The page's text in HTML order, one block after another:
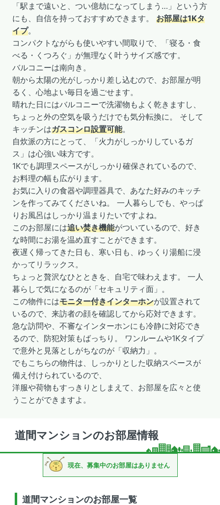
「駅まで遠いと、つい億劫になってしまう…」という方
にも、自信を持っておすすめできます。 お部屋は1Kタ
イプ。
コンパクトながらも使いやすい間取りで、「寝る・食
べる・くつろぐ」が無理なく叶うサイズ感です。
バルコニーは南向き。
朝から太陽の光がしっかり差し込むので、お部屋が明
るく、心地よい毎日を過ごせます。
晴れた日にはバルコニーで洗濯物もよく乾きますし、
ちょっと外の空気を吸うだけでも気分転換に。 そして
キッチンはガスコンロ設置可能。
自炊派の方にとって、「火力がしっかりしているガ
ス」は心強い味方です。
1Kでも調理スペースがしっかり確保されているので、
お料理の幅も広がります。
お気に入りの食器や調理器具で、あなた好みのキッチ
ンを作ってみてくださいね。 一人暮らしでも、やっぱ
りお風呂はしっかり温まりたいですよね。
このお部屋には追い焚き機能がついているので、好き
な時間にお湯を温め直すことができます。
夜遅く帰ってきた日も、寒い日も、ゆっくり湯船に浸
かってリラックス。
ちょっと贅沢なひとときを、自宅で味わえます。 一人
暮らしで気になるのが「セキュリティ面」。
この物件にはモニター付きインターホンが設置されて
いるので、来訪者の顔を確認してから応対できます。
急な訪問や、不審なインターホンにも冷静に対応でき
るので、防犯対策もばっちり。 ワンルームや1Kタイプ
で意外と見落としがちなのが「収納力」。
でもこちらの物件は、しっかりとした収納スペースが
備え付けられているので、
洋服や荷物もすっきりとしまえて、お部屋を広々と使
うことができますよ。
道間マンションのお部屋情報
現在、募集中のお部屋はありません
道間マンションのお部屋一覧